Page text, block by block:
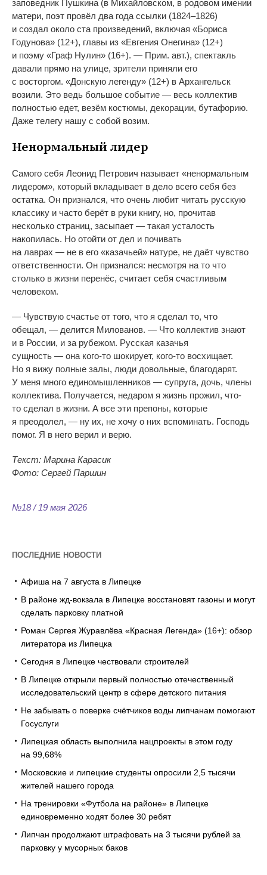
заповедник Пушкина (в Михайловском, в родовом имении
матери, поэт провёл два года ссылки (1824–1826)
и создал около ста произведений, включая «Бориса
Годунова» (12+), главы из «Евгения Онегина» (12+)
и поэму «Граф Нулин» (16+). — Прим. авт.), спектакль
давали прямо на улице, зрители приняли его
с восторгом. «Донскую легенду» (12+) в Архангельск
возили. Это ведь большое событие — весь коллектив
полностью едет, везём костюмы, декорации, бутафорию.
Даже телегу нашу с собой возим.
Ненормальный лидер
Самого себя Леонид Петрович называет «ненормальным
лидером», который вкладывает в дело всего себя без
остатка. Он признался, что очень любит читать русскую
классику и часто берёт в руки книгу, но, прочитав
несколько страниц, засыпает — такая усталость
накопилась. Но отойти от дел и почивать
на лаврах — не в его «казачьей» натуре, не даёт чувство
ответственности. Он признался: несмотря на то что
столько в жизни перенёс, считает себя счастливым
человеком.
— Чувствую счастье от того, что я сделал то, что
обещал, — делится Милованов. — Что коллектив знают
и в России, и за рубежом. Русская казачья
сущность — она кого-то шокирует, кого-то восхищает.
Но я вижу полные залы, люди довольные, благодарят.
У меня много единомышленников — супруга, дочь, члены
коллектива. Получается, недаром я жизнь прожил, что-
то сделал в жизни. А все эти препоны, которые
я преодолел, — ну их, не хочу о них вспоминать. Господь
помог. Я в него верил и верю.
Текст: Марина Карасик
Фото: Сергей Паршин
№18 / 19 мая 2026
ПОСЛЕДНИЕ НОВОСТИ
Афиша на 7 августа в Липецке
В районе жд-вокзала в Липецке восстановят газоны и могут
сделать парковку платной
Роман Сергея Журавлёва «Красная Легенда» (16+): обзор
литератора из Липецка
Сегодня в Липецке чествовали строителей
В Липецке открыли первый полностью отечественный
исследовательский центр в сфере детского питания
Не забывать о поверке счётчиков воды липчанам помогают
Госуслуги
Липецкая область выполнила нацпроекты в этом году
на 99,68%
Московские и липецкие студенты опросили 2,5 тысячи
жителей нашего города
На тренировки «Футбола на районе» в Липецке
единовременно ходят более 30 ребят
Липчан продолжают штрафовать на 3 тысячи рублей за
парковку у мусорных баков